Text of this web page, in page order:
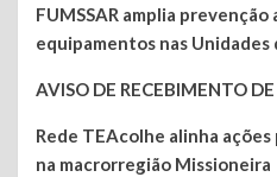
FUMSSAR amplia
equipamentos nas Unidades
AVISO DE RECEBIMENTO
Rede TEAcolhe alinha
na macrorregião Missioneira